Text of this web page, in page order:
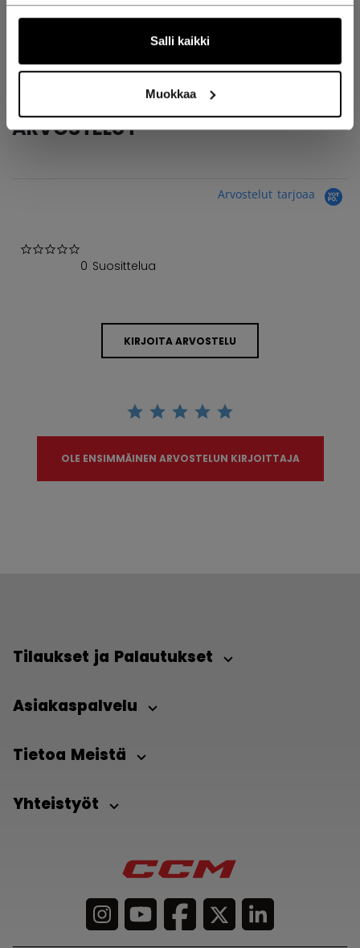
Salli kaikki
Muokkaa
TUNNUS
ACBOTTLER-SR
ARVOSTELUT
Arvostelut tarjoaa
0 Suosittelua
KIRJOITA ARVOSTELU
OLE ENSIMMÄINEN ARVOSTELUN KIRJOITTAJA
Tilaukset ja Palautukset
Asiakaspalvelu
Tietoa Meistä
Yhteistyöt